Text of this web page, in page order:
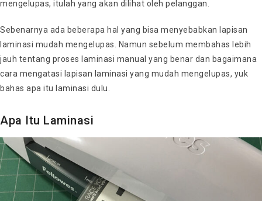
mengelupas, itulah yang akan dilihat oleh pelanggan.
Sebenarnya ada beberapa hal yang bisa menyebabkan lapisan
laminasi mudah mengelupas. Namun sebelum membahas lebih
jauh tentang proses laminasi manual yang benar dan bagaimana
cara mengatasi lapisan laminasi yang mudah mengelupas, yuk
bahas apa itu laminasi dulu.
Apa Itu Laminasi